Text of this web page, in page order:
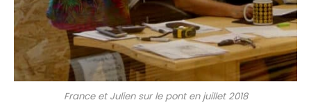
France et Julien sur le pont en juillet 2018